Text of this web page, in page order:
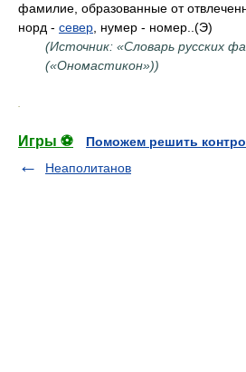
фамилие, образованные от
норд - север , нумер - номер..(Э)
(Источник: «Словарь русских
(«Ономастикон»))
Игры ⚽
Поможем решить
Неаполитанов